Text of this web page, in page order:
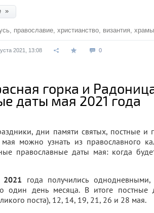
»
православие христианство византия храмы
2021, 13:08 0
горка и
даты мая 2021 года
дни памяти святых, постные
можно узнать из православного
православные даты мая: когда
года получились
один день месяца. В итоге
поста), 12, 14, 19, 21, 26 и 28 мая.